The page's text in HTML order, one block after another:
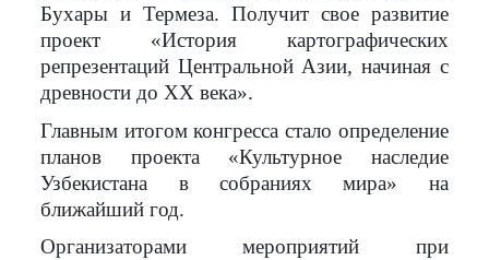
Бухары и Термеза. Получит свое развитие
проект «История картографических
репрезентаций Центральной Азии, начиная с
древности до ХХ века».
Главным итогом конгресса стало определение
планов проекта «Культурное наследие
Узбекистана в собраниях мира» на
ближайший год.
Организаторами мероприятий при